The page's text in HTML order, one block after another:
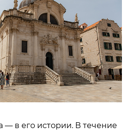
— в его истории. В течение